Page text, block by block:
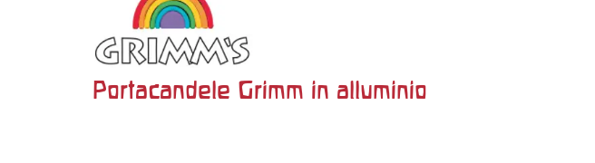
Portacandele Grimm in alluminio